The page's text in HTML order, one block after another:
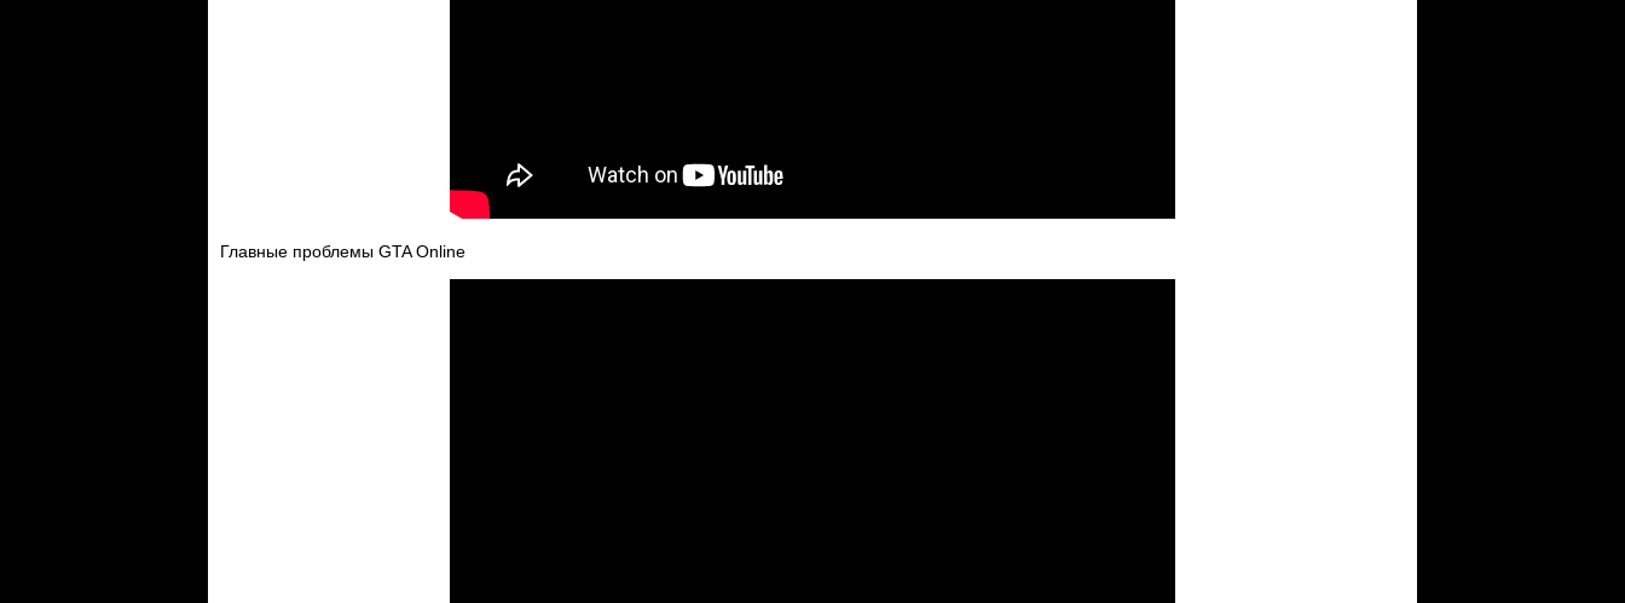
Главные проблемы GTA Online